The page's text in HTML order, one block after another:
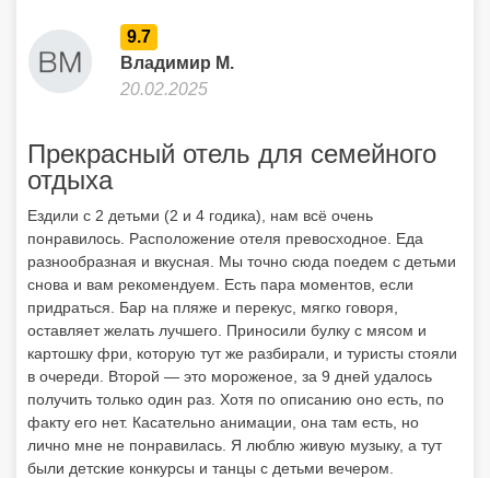
9.7
Владимир М.
20.02.2025
Прекрасный отель для семейного
отдыха
Ездили с 2 детьми (2 и 4 годика), нам всё очень
понравилось. Расположение отеля превосходное. Еда
разнообразная и вкусная. Мы точно сюда поедем с детьми
снова и вам рекомендуем. Есть пара моментов, если
придраться. Бар на пляже и перекус, мягко говоря,
оставляет желать лучшего. Приносили булку с мясом и
картошку фри, которую тут же разбирали, и туристы стояли
в очереди. Второй — это мороженое, за 9 дней удалось
получить только один раз. Хотя по описанию оно есть, по
факту его нет. Касательно анимации, она там есть, но
лично мне не понравилась. Я люблю живую музыку, а тут
были детские конкурсы и танцы с детьми вечером.